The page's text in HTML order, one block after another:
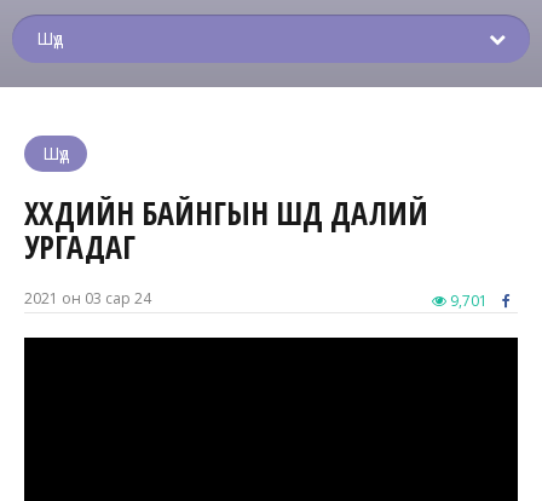
Шүд
ХҮҮХДИЙН БАЙНГЫН ШҮД ДАЛИЙ
УРГАДАГ
2021 он 03 сар 24 9,701